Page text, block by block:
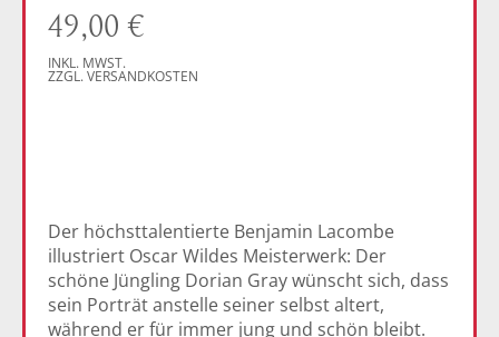
49,00 €
INKL. MWST.
ZZGL. VERSANDKOSTEN
Der höchsttalentierte Benjamin Lacombe
illustriert Oscar Wildes Meisterwerk: Der
schöne Jüngling Dorian Gray wünscht sich, dass
sein Porträt anstelle seiner selbst altert,
während er für immer jung und schön bleibt.